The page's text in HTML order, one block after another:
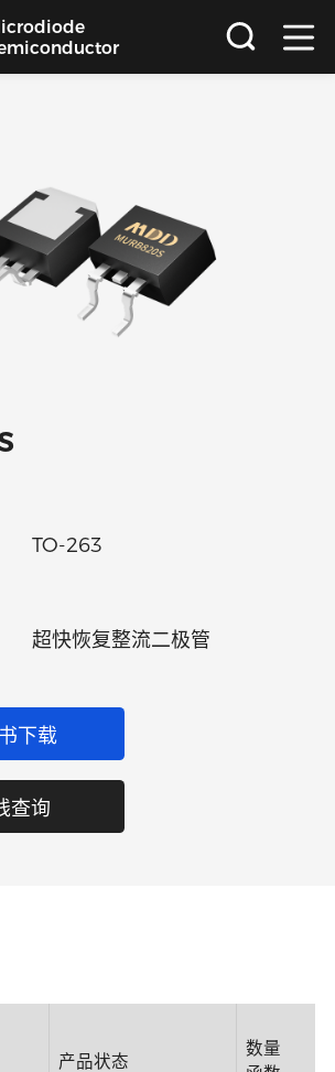
TO-263
超快恢复整流二极管
下载
查询
产品状态
数量